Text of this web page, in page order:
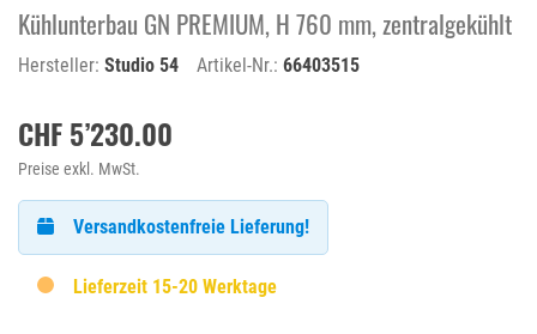
Kühlunterbau GN PREMIUM, H 760 mm, zentralgekühlt
Hersteller: Studio 54 Artikel-Nr.: 66403515
CHF 5’230.00
Preise exkl. MwSt.
Versandkostenfreie Lieferung!
Lieferzeit 15-20 Werktage